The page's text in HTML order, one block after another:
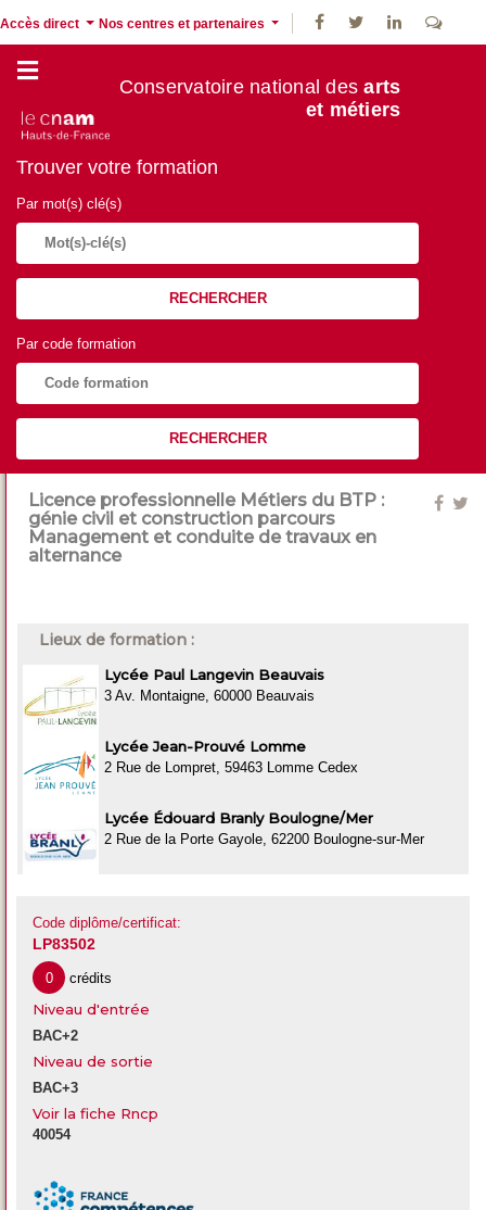
Accès direct Nos centres et partenaires
Conservatoire national desarts
et métiers
Trouver votre formation
Par mot(s) clé(s)
RECHERCHER
Par code formation
RECHERCHER
Licence professionnelle Métiers du BTP :
génie civil et construction parcours
Management et conduite de travaux en
alternance
Lieux de formation :
Lycée Paul Langevin Beauvais
3 Av. Montaigne, 60000 Beauvais
Lycée Jean-Prouvé Lomme
2 Rue de Lompret, 59463 Lomme Cedex
Lycée Édouard Branly Boulogne/Mer
2 Rue de la Porte Gayole, 62200 Boulogne-sur-Mer
Code diplôme/certificat:
LP83502
0 crédits
Niveau d'entrée
BAC+2
Niveau de sortie
BAC+3
Voir la fiche Rncp
40054